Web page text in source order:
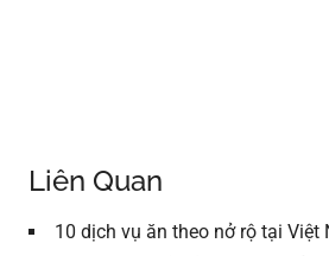
Liên Quan
10 dịch vụ ăn theo nở rộ tại Việt